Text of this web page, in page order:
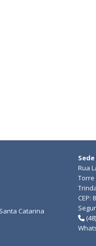
Catarina
Rua
Torre
CEP: